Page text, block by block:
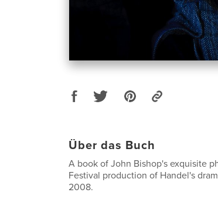
Über das Buch
A book of John Bishop's exquisite
Festival production of Handel's
2008.